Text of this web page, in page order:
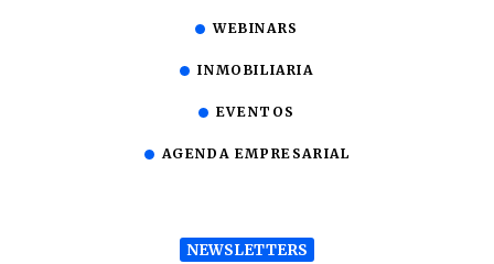
WEBINARS
INMOBILIARIA
EVENTOS
AGENDA EMPRESARIAL
NEWSLETTERS